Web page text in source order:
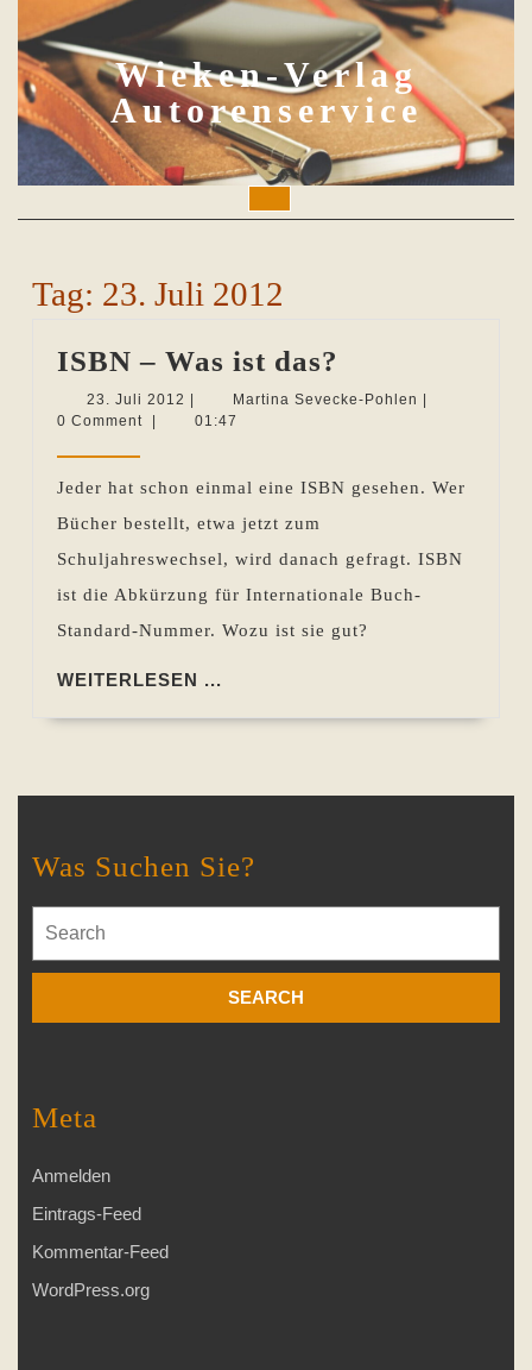
to
content
Wieken-Verlag
Autorenservice
Button
Tag: 23. Juli 2012
ISBN – Was ist das?
–
das?
23. Juli 2012 23.
Juli
Martina Sevecke-Pohlen Martina
0 Comment
01:47
Jeder hat schon einmal eine ISBN gesehen. Wer
Bücher bestellt, etwa jetzt zum
Schuljahreswechsel, wird danach gefragt. ISBN
ist die Abkürzung für Internationale Buch-
Standard-Nummer. Wozu ist sie gut?
WEITERLESEN ...
Was Suchen Sie?
for:
Meta
Anmelden
Eintrags-Feed
Kommentar-Feed
WordPress.org